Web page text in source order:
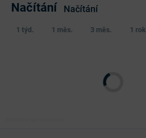
Načítání Načítání
1 týd. 1 měs. 3 měs. 1 rok